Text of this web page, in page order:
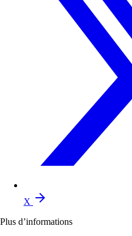
X
Plus d’informations